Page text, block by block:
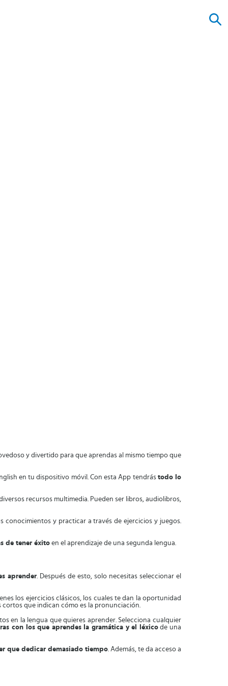
y divertido para que aprendas al mismo tiempo que
en tu dispositivo móvil. Con esta App tendrás todo lo
recursos multimedia. Pueden ser libros, audiolibros,
conocimientos y practicar a través de ejercicios y juegos.
de tener éxito en el aprendizaje de una segunda lengua.
aprender. Después de esto, solo necesitas seleccionar el
los ejercicios clásicos, los cuales te dan la oportunidad
cortos que indican cómo es la pronunciación.
en la lengua que quieres aprender. Selecciona cualquier
con los que aprendes la gramática y el léxicode una
que dedicar demasiado tiempo. Además, te da acceso a